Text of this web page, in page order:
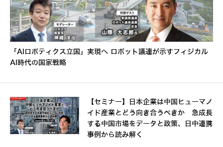
「AIロボティクス立国」実現へ ロボット議連が示すフィジカル
AI時代の国家戦略
【セミナー】日本企業は中国ヒューマノ
イド産業とどう向き合うべきか 急成長
する中国市場をデータと政策、日中連携
事例から読み解く